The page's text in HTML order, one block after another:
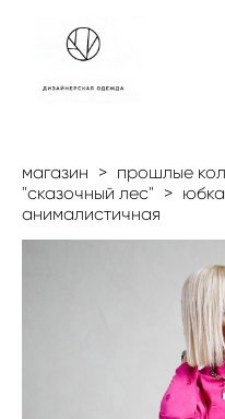
магазин > прошлые
"сказочный лес" >
анималистичная